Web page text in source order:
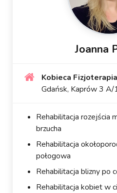
Joanna
Kobieca Fizjoterapia
Gdańsk, Kaprów 3 A/
Rehabilitacja rozejścia
brzucha
Rehabilitacja
połogowa
Rehabilitacja blizny po
Rehabilitacja kobiet w